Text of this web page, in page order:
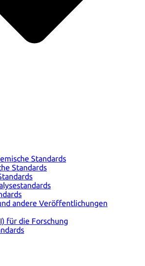
Standards
Standards
andere Veröffentlichungen
für die Forschung